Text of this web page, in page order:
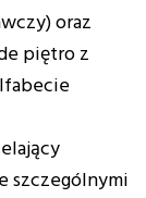
oraz
piętro z
szczególnymi